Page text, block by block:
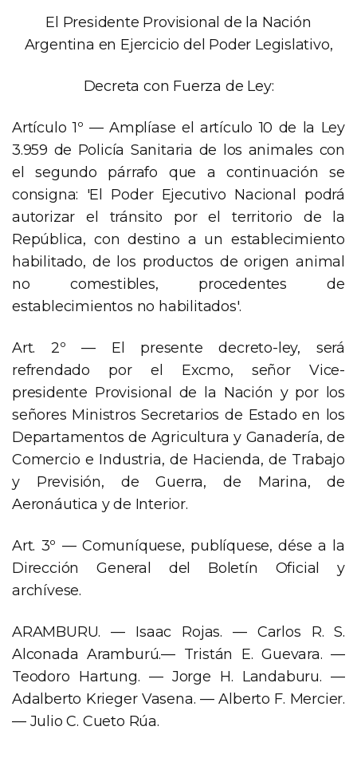
El Presidente Provisional de la Nación
Argentina en Ejercicio del Poder Legislativo,
Decreta con Fuerza de Ley:
Artículo 1º — Amplíase el artículo 10 de la Ley
3.959 de Policía Sanitaria de los animales con
el segundo párrafo que a continuación se
consigna: 'El Poder Ejecutivo Nacional podrá
autorizar el tránsito por el territorio de la
República, con destino a un establecimiento
habilitado, de los productos de origen animal
no comestibles, procedentes de
establecimientos no habilitados'.
Art. 2º — El presente decreto-ley, será
refrendado por el Excmo, señor Vice-
presidente Provisional de la Nación y por los
señores Ministros Secretarios de Estado en los
Departamentos de Agricultura y Ganadería, de
Comercio e Industria, de Hacienda, de Trabajo
y Previsión, de Guerra, de Marina, de
Aeronáutica y de Interior.
Art. 3º — Comuníquese, publíquese, dése a la
Dirección General del Boletín Oficial y
archívese.
ARAMBURU. — Isaac Rojas. — Carlos R. S.
Alconada Aramburú.— Tristán E. Guevara. —
Teodoro Hartung. — Jorge H. Landaburu. —
Adalberto Krieger Vasena. — Alberto F. Mercier.
— Julio C. Cueto Rúa.